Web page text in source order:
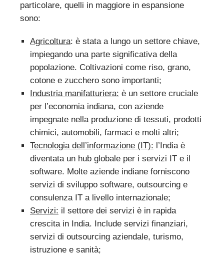
particolare, quelli in maggiore in espansione
sono:
Agricoltura: è stata a lungo un settore chiave,
impiegando una parte significativa della
popolazione. Coltivazioni come riso, grano,
cotone e zucchero sono importanti;
Industria manifatturiera: è un settore cruciale
per l’economia indiana, con aziende
impegnate nella produzione di tessuti, prodotti
chimici, automobili, farmaci e molti altri;
Tecnologia dell’informazione (IT): l’India è
diventata un hub globale per i servizi IT e il
software. Molte aziende indiane forniscono
servizi di sviluppo software, outsourcing e
consulenza IT a livello internazionale;
Servizi: il settore dei servizi è in rapida
crescita in India. Include servizi finanziari,
servizi di outsourcing aziendale, turismo,
istruzione e sanità;